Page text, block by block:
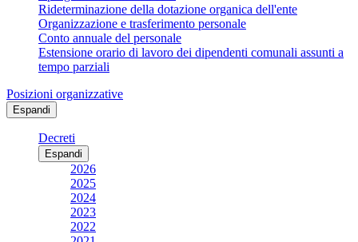
Rideterminazione della dotazione organica dell'ente
Organizzazione e trasferimento personale
Conto annuale del personale
Estensione orario di lavoro dei dipendenti comunali assunti a
tempo parziali
Posizioni organizzative
Espandi
Decreti
Espandi
2026
2025
2024
2023
2022